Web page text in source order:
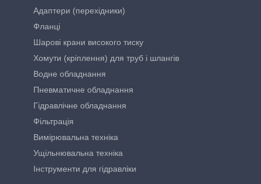
Адаптери (перехідники)
Фланці
Шарові крани високого тиску
Хомути (кріплення) для труб і шлангів
Водне обладнання
Пневматичне обладнання
Гідравлічне обладнання
Фільтрація
Вимірювальна техніка
Ущільнювальна техніка
Інструменти для гідравліки